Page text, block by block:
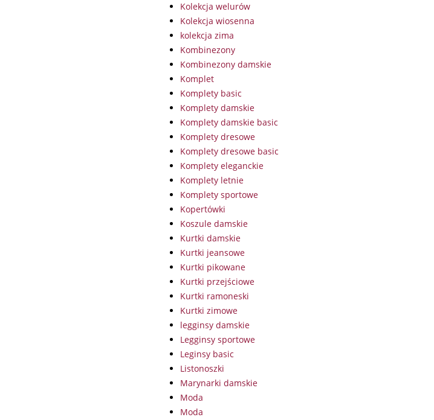
Kolekcja welurów
Kolekcja wiosenna
kolekcja zima
Kombinezony
Kombinezony damskie
Komplet
Komplety basic
Komplety damskie
Komplety damskie basic
Komplety dresowe
Komplety dresowe basic
Komplety eleganckie
Komplety letnie
Komplety sportowe
Kopertówki
Koszule damskie
Kurtki damskie
Kurtki jeansowe
Kurtki pikowane
Kurtki przejściowe
Kurtki ramoneski
Kurtki zimowe
legginsy damskie
Legginsy sportowe
Leginsy basic
Listonoszki
Marynarki damskie
Moda
Moda